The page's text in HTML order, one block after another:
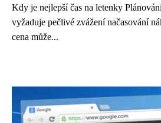
Kdy je nejlepší čas na letenky
vyžaduje pečlivé zvážení načasování
cena může...